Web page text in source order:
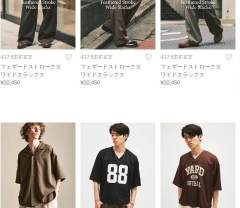
417 EDIFICE
フェザードストロークス
ワイドスラックス
¥10,450
417 EDIFICE
フェザードストロークス
ワイドスラックス
¥10,450
417 EDIFICE
フェザードストロークス
ワイドスラックス
¥10,450